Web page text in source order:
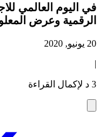
في اليوم العالمي
الرقمية وعرض
20 يونيو, 2020
|
3 د لإكمال القراءة